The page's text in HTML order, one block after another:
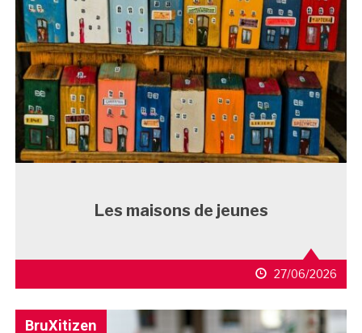
Les maisons de jeunes
27/06/2026
BruXitizen